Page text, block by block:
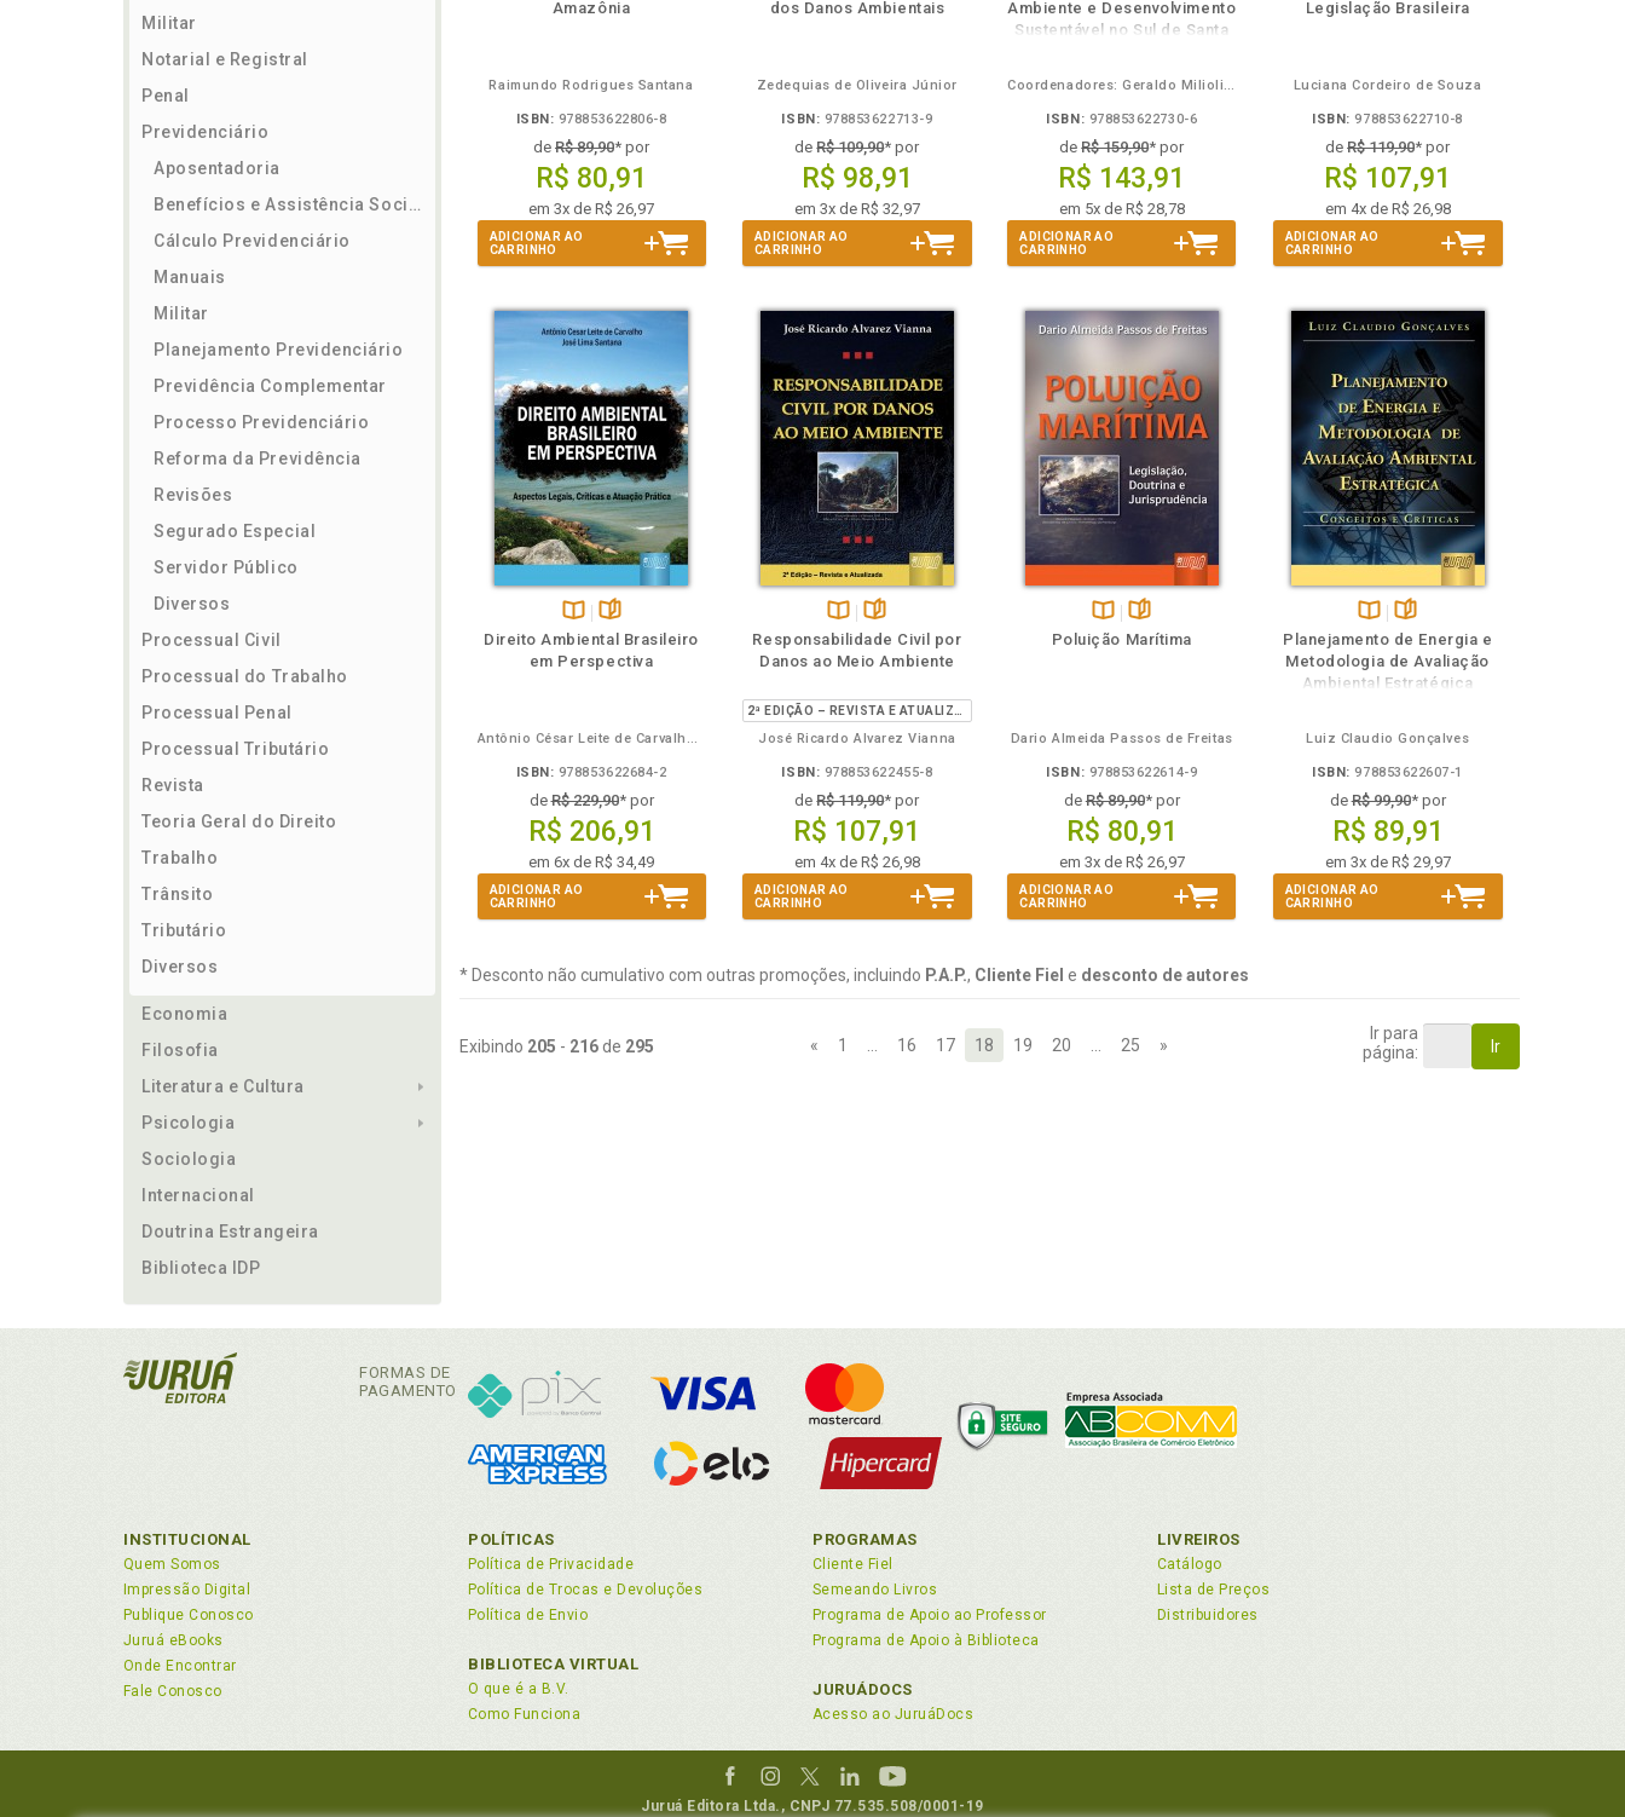
Militar
Notarial e Registral
Penal
Previdenciário
Aposentadoria
Benefícios e Assistência Social
Cálculo Previdenciário
Manuais
Militar
Planejamento Previdenciário
Previdência Complementar
Processo Previdenciário
Reforma da Previdência
Revisões
Segurado Especial
Servidor Público
Diversos
Processual Civil
Processual do Trabalho
Processual Penal
Processual Tributário
Revista
Teoria Geral do Direito
Trabalho
Trânsito
Tributário
Diversos
Economia
Filosofia
Literatura e Cultura
Psicologia
Sociologia
Internacional
Doutrina Estrangeira
Biblioteca IDP
Amazônia
Raimundo Rodrigues Santana
ISBN: 978853622806-8
de R$ 89,90* por
R$ 80,91
em 3x de R$ 26,97
ADICIONAR AO
CARRINHO
na
dos Danos Ambientais
Zedequias de Oliveira Júnior
ISBN: 978853622713-9
deR$ 109,90* por
R$ 98,91
em 3x de R$ 32,97
ADICIONAR AO
CARRINHO
na
B.V.
Ambiente e Desenvolvimento
Sustentável no Sul de Santa
Coordenadores: Geraldo Milioli, Robson dos Santos e Vanilde Citadini-Zanette
ISBN: 978853622730-6
deR$ 159,90* por
R$ 143,91
em 5x de R$ 28,78
ADICIONAR AO
CARRINHO
na
Legislação Brasileira
Luciana Cordeiro de Souza
ISBN: 978853622710-8
deR$ 119,90* por
R$ 107,91
em 4x de R$ 26,98
ADICIONAR AO
CARRINHO
Disponível
na
páginas
Direito Ambiental Brasileiro
em Perspectiva
Antônio César Leite de Carvalho e José Lima Santana
ISBN: 978853622684-2
deR$ 229,90* por
R$ 206,91
em 6x de R$ 34,49
ADICIONAR AO
CARRINHO
Também
Disponível
na
páginas
Responsabilidade Civil por
Danos ao Meio Ambiente
José Ricardo Alvarez Vianna
ISBN: 978853622455-8
deR$ 119,90* por
R$ 107,91
em 4x de R$ 26,98
ADICIONAR AO
CARRINHO
Disponível
páginas
Poluição Marítima
Dario Almeida Passos de Freitas
ISBN: 978853622614-9
deR$ 89,90* por
R$ 80,91
em 3x de R$ 26,97
ADICIONAR AO
CARRINHO
Disponível
na
B.V.
páginas
Planejamento de Energia e
Metodologia de Avaliação
Ambiental Estratégica
Luiz Claudio Gonçalves
ISBN: 978853622607-1
deR$ 99,90* por
R$ 89,91
em 3x de R$ 29,97
ADICIONAR AO
CARRINHO
* Desconto não cumulativo com outras promoções, incluindo P.A.P., Cliente Fiel e desconto de autores
Exibindo 205 - 216de 295 « 1 16 17 18 19 20 25 »
Ir para
página:
Ir
FORMAS DE
PAGAMENTO
INSTITUCIONAL
Quem Somos
Impressão Digital
Publique Conosco
Juruá eBooks
Onde Encontrar
Fale Conosco
POLÍTICAS
Política de Privacidade
Política de Trocas e Devoluções
Política de Envio
BIBLIOTECA VIRTUAL
O que é a B.V.
Como Funciona
PROGRAMAS
Cliente Fiel
Semeando Livros
Programa de Apoio ao Professor
Programa de Apoio à Biblioteca
JURUÁDOCS
Acesso ao JuruáDocs
LIVREIROS
Catálogo
Lista de Preços
Distribuidores
Juruá Editora Ltda., CNPJ 77.535.508/0001-19